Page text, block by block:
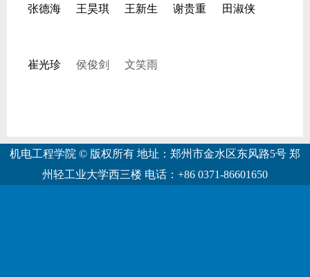
张德海 王昊琪 王新生 谢贵重 田淑侠
崔光珍 侯俊剑 文笑雨
机电工程学院 © 版权所有 地址：郑州市金水区东风路5号 郑
州轻工业大学西三楼 电话：+86 0371-86601650